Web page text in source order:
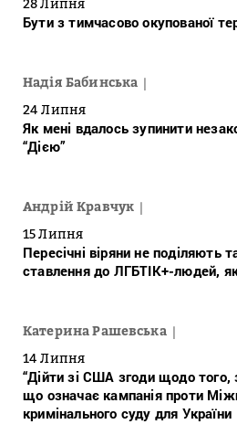
28 Липня
Бути з тимчасово окупованої
Надія Бабинська
24 Липня
Як мені вдалось зупинити
“Дією”
Андрій Кравчук
15 Липня
Пересічні віряни не поділяють
ставлення до ЛГБТІК+-людей,
Катерина Рашевська
14 Липня
“Дійти зі США згоди щодо того,
що означає кампанія проти
кримінального суду для України